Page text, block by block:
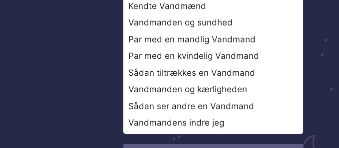
Kendte Vandmænd
Vandmanden og sundhed
Par med en mandlig Vandmand
Par med en kvindelig Vandmand
Sådan tiltrækkes en Vandmand
Vandmanden og kærligheden
Sådan ser andre en Vandmand
Vandmandens indre jeg